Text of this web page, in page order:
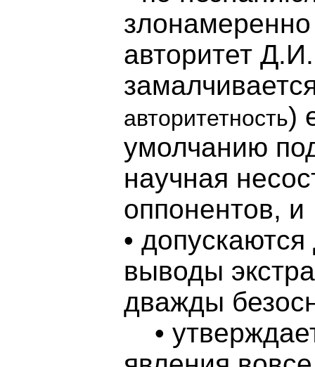
авторитет
авторитетность)
умолчанию
научная
оппонентов, и
•
выводы
дважды
•